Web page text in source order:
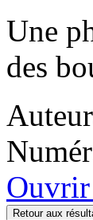
Une
des
Retour aux